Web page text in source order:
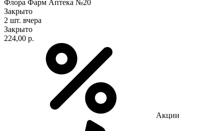
Флора Фарм Аптека №20
Закрыто
2 шт. вчера
Закрыто
224,00 р.
Акции